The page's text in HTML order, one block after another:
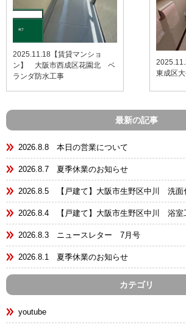
2025.11.18【賃貸マンショ
ン】 大阪市西成区花園北 ベ
ランダ防水工事
東成区
最新の記事
2026.8.8 本日の営業について
2026.8.7 夏季休業のお知らせ
2026.8.5 【戸建て】大阪市生野区中川 洗面
2026.8.4 【戸建て】大阪市生野区中川 浴室
2026.8.3 ニュースレター 7月号
2026.8.1 夏季休業のお知らせ
カテゴリ
youtube